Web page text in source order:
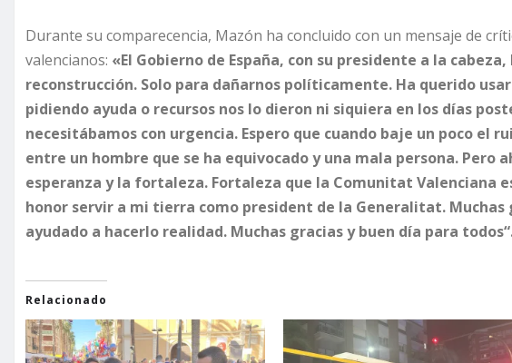
Durante su comparecencia, Mazón ha concluido con un mensaje de
valencianos: «El Gobierno de España, con su presidente a la
reconstrucción. Solo para dañarnos políticamente. Ha querido
pidiendo ayuda o recursos nos lo dieron ni siquiera en los días
necesitábamos con urgencia. Espero que cuando baje un poco el
entre un hombre que se ha equivocado y una mala persona.
esperanza y la fortaleza. Fortaleza que la Comunitat Valenciana
honor servir a mi tierra como president de la Generalitat. Muchas
ayudado a hacerlo realidad. Muchas gracias y buen día para
Relacionado